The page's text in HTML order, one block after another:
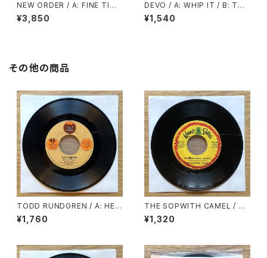
NEW ORDER / A: FINE TIME
/ B: DON’T DO IT
¥3,850
DEVO / A: WHIP IT / B: TUR
N AROUND
¥1,540
その他の商品
TODD RUNDGREN / A: HEL
LO IT’S ME / B: COLD MOR
NING LIGHT
¥1,760
THE SOPWITH CAMEL / A:
POSTCARD FROM JAMAIC
A / B: LITTLE ORPHAN ANN
¥1,320